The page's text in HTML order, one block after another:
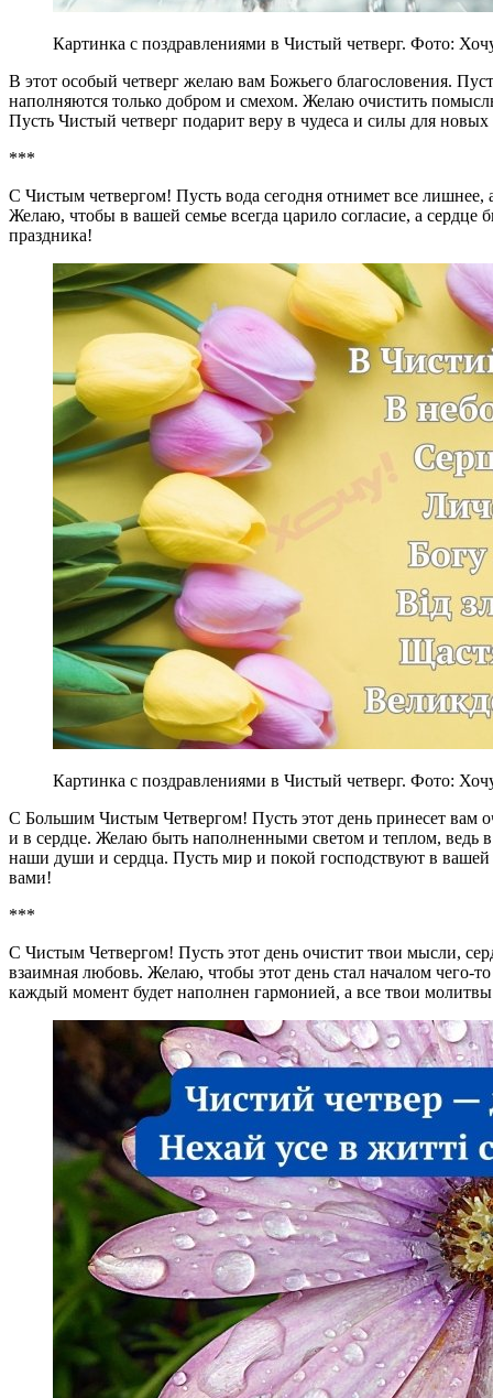
Картинка с поздравлениями в Чистый четверг. Фото:
В этот особый четверг желаю вам Божьего благословения.
наполняются только добром и смехом. Желаю очистить
Пусть Чистый четверг подарит веру в чудеса и силы для
***
С Чистым четвергом! Пусть вода сегодня отнимет все лишнее,
Желаю, чтобы в вашей семье всегда царило согласие, а
праздника!
Картинка с поздравлениями в Чистый четверг. Фото:
С Большим Чистым Четвергом! Пусть этот день принесет вам
и в сердце. Желаю быть наполненными светом и теплом, ведь
наши души и сердца. Пусть мир и покой господствуют в вашей
вами!
***
С Чистым Четвергом! Пусть этот день очистит твои мысли,
взаимная любовь. Желаю, чтобы этот день стал началом чего-
каждый момент будет наполнен гармонией, а все твои